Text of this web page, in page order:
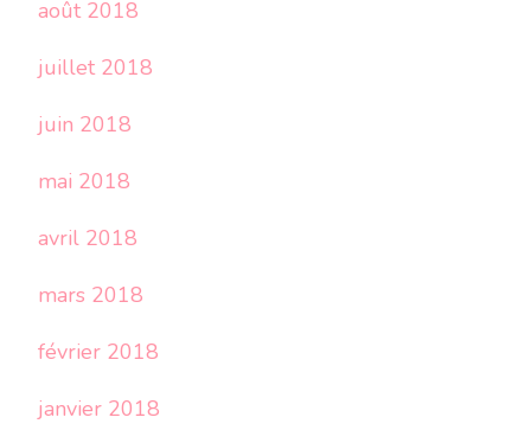
août 2018
juillet 2018
juin 2018
mai 2018
avril 2018
mars 2018
février 2018
janvier 2018